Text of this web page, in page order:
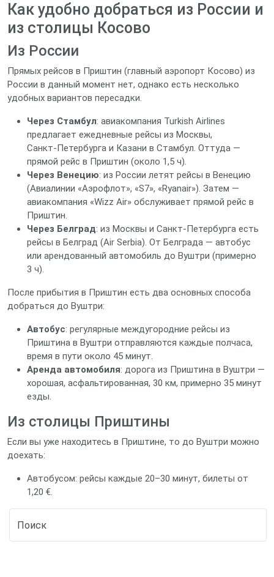
Как удобно добраться из России и
из столицы Косово
Из России
Прямых рейсов в Приштин (главный аэропорт Косово) из
России в данный момент нет, однако есть несколько
удобных вариантов пересадки.
Через Стамбул: авиакомпания Turkish Airlines
предлагает ежедневные рейсы из Москвы,
Санкт‑Петербурга и Казани в Стамбул. Оттуда —
прямой рейс в Приштин (около 1,5 ч).
Через Венецию: из России летят рейсы в Венецию
(Авиалинии «Аэрофлот», «S7», «Ryanair»). Затем —
авиакомпания «Wizz Air» обслуживает прямой рейс в
Приштин.
Через Белград: из Москвы и Санкт‑Петербурга есть
рейсы в Белград (Air Serbia). От Белграда — автобус
или арендованный автомобиль до Вуштри (примерно
3 ч).
После прибытия в Приштин есть два основных способа
добраться до Вуштри:
Автобус: регулярные междугородние рейсы из
Приштина в Вуштри отправляются каждые полчаса,
время в пути около 45 минут.
Аренда автомобиля: дорога из Приштина в Вуштри —
хорошая, асфальтированная, 30 км, примерно 35 минут
езды.
Из столицы Приштины
Если вы уже находитесь в Приштинe, то до Вуштри можно
доехать:
Автобусом: рейсы каждые 20–30 минут, билеты от
1,20 €.